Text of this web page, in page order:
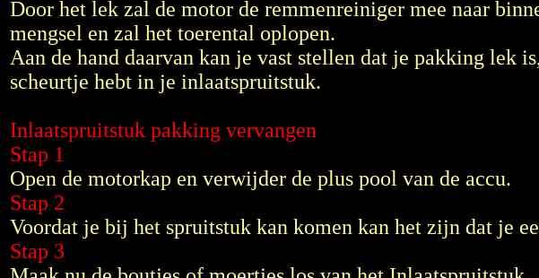
Door het lek zal de motor de remmenreiniger mee naar
mengsel en zal het toerental oplopen.
Aan de hand daarvan kan je vast stellen dat je pakking lek
scheurtje hebt in je inlaatspruitstuk.
Inlaatspruitstuk pakking vervangen
Stap 1
Open de motorkap en verwijder de plus pool van de accu.
Stap 2
Voordat je bij het spruitstuk kan komen kan het zijn dat je
Stap 3